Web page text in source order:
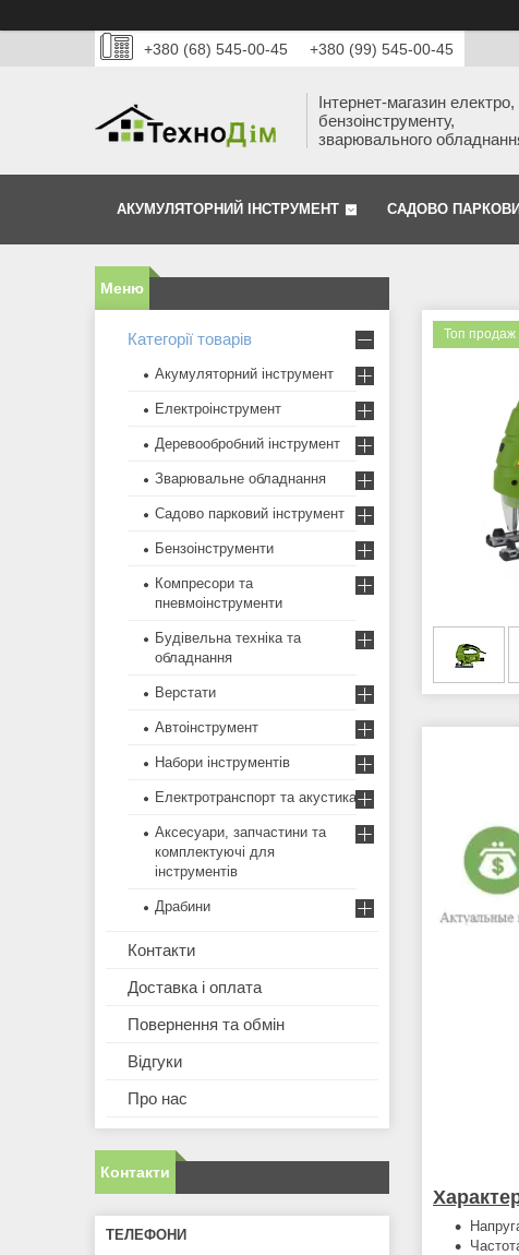
+380 (68) 545-00-45 +380 (99) 545-00-45
Інтернет-магазин електро,
бензоінструменту,
зварювального
АКУМУЛЯТОРНИЙ ІНСТРУМЕНТ САДОВО
Топ продаж
Категорії товарів
Акумуляторний інструмент
Електроінструмент
Деревообробний інструмент
Зварювальне обладнання
Садово парковий інструмент
Бензоінструменти
Компресори та
пневмоінструменти
Будівельна техніка та
обладнання
Верстати
Автоінструмент
Набори інструментів
Електротранспорт та акустика
Аксесуари, запчастини та
комплектуючі для
інструментів
Драбини
Контакти
Доставка і оплата
Повернення та обмін
Відгуки
Про нас
Контакти